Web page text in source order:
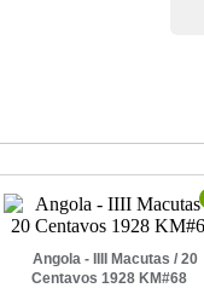
Angola - IIII Macutas / 20
Centavos 1928 KM#68